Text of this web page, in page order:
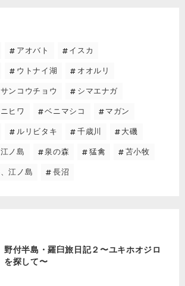
アオバト イスカ
ウトナイ湖 オオルリ
サンコウチョウ シマエナガ
ヒワ ベニマシコ マガン
ルリビタキ 千歳川 大磯
江ノ島 泉の森 猛禽 苫小牧
江ノ島 長沼
野付半島・羅臼旅日記２〜ユキホオジロ
を探して〜